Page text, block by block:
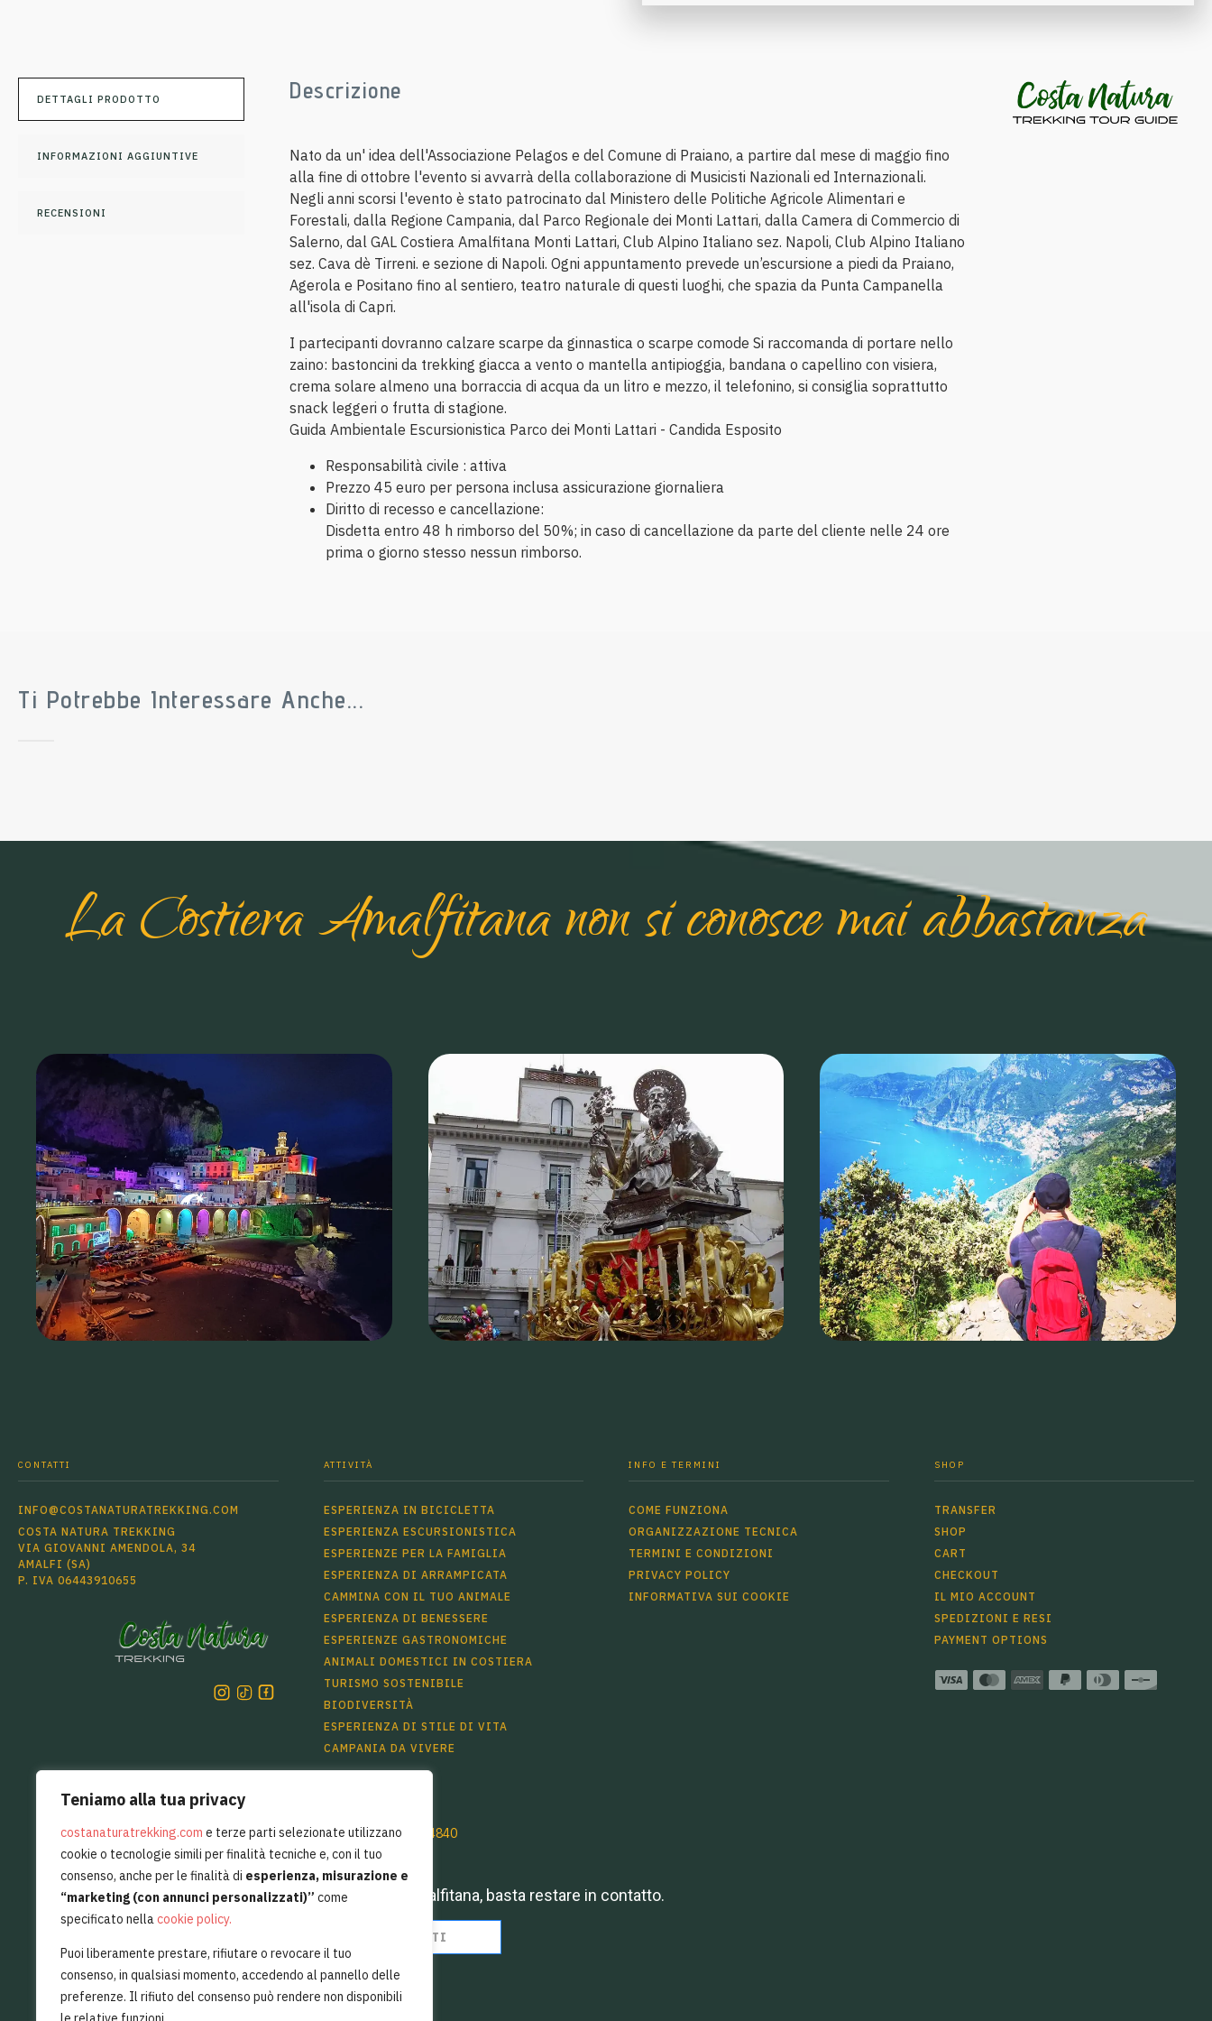
Teniamo alla tua privacy
costanaturatrekking.com e terze parti selezionate utilizzano
cookie o tecnologie simili per finalità tecniche e, con il tuo
consenso, anche per le finalità di esperienza, misurazione e
“marketing (con annunci personalizzati)” come
specificato nella cookie policy.
Puoi liberamente prestare, rifiutare o revocare il tuo
consenso, in qualsiasi momento, accedendo al pannello delle
preferenze. Il rifiuto del consenso può rendere non disponibili
DETTAGLI PRODOTTO
INFORMAZIONI AGGIUNTIVE
RECENSIONI
Descrizione
Nato da un' idea dell'Associazione Pelagos e del Comune di Praiano, a partire dal mese di maggio fino
alla fine di ottobre l'evento si avvarrà della collaborazione di Musicisti Nazionali ed Internazionali.
Negli anni scorsi l'evento è stato patrocinato dal Ministero delle Politiche Agricole Alimentari e
Forestali, dalla Regione Campania, dal Parco Regionale dei Monti Lattari, dalla Camera di Commercio di
Salerno, dal GAL Costiera Amalfitana Monti Lattari, Club Alpino Italiano sez. Napoli, Club Alpino Italiano
sez. Cava dè Tirreni. e sezione di Napoli. Ogni appuntamento prevede un’escursione a piedi da Praiano,
Agerola e Positano fino al sentiero, teatro naturale di questi luoghi, che spazia da Punta Campanella
all'isola di Capri.
I partecipanti dovranno calzare scarpe da ginnastica o scarpe comode Si raccomanda di portare nello
zaino: bastoncini da trekking giacca a vento o mantella antipioggia, bandana o capellino con visiera,
crema solare almeno una borraccia di acqua da un litro e mezzo, il telefonino, si consiglia soprattutto
snack leggeri o frutta di stagione.
Guida Ambientale Escursionistica Parco dei Monti Lattari - Candida Esposito
Responsabilità civile : attiva
Prezzo 45 euro per persona inclusa assicurazione giornaliera
Diritto di recesso e cancellazione:
Disdetta entro 48 h rimborso del 50%; in caso di cancellazione da parte del cliente nelle 24 ore
prima o giorno stesso nessun rimborso.
Ti Potrebbe Interessare Anche...
La Costiera Amalfitana non si conosce mai abbastanza
CONTATTI
INFO@COSTANATURATREKKING.COM
COSTA NATURA TREKKING
VIA GIOVANNI AMENDOLA, 34
AMALFI (SA)
P. IVA 06443910655
ATTIVITÀ
ESPERIENZA IN BICICLETTA
ESPERIENZA ESCURSIONISTICA
ESPERIENZE PER LA FAMIGLIA
ESPERIENZA DI ARRAMPICATA
CAMMINA CON IL TUO ANIMALE
ESPERIENZA DI BENESSERE
ESPERIENZE GASTRONOMICHE
ANIMALI DOMESTICI IN COSTIERA
TURISMO SOSTENIBILE
BIODIVERSITÀ
ESPERIENZA DI STILE DI VITA
CAMPANIA DA VIVERE
INFO E TERMINI
COME FUNZIONA
ORGANIZZAZIONE TECNICA
TERMINI E CONDIZIONI
PRIVACY POLICY
INFORMATIVA SUI COOKIE
SHOP
TRANSFER
SHOP
CART
CHECKOUT
IL MIO ACCOUNT
SPEDIZIONI E RESI
PAYMENT OPTIONS
AVVIA UNA CHAT DAL VIVO +39 339 186 4840
Per sentirsi sempre un pò in Costiera Amalfitana, basta restare in contatto.
ISCRIVITI
Vorrei ricevere offerte esclusive da Costa Natura Trekking